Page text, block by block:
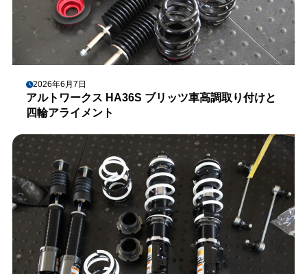
2026年6月7日
アルトワークス HA36S ブリッツ車高調取り付けと
四輪アライメント